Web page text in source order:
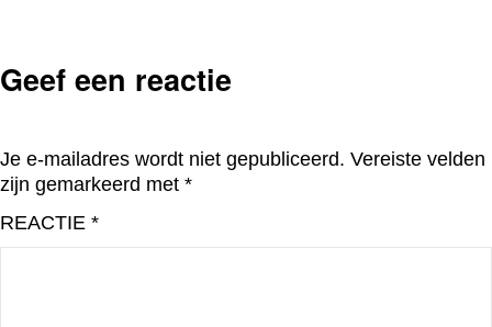
Geef een reactie
Je e-mailadres wordt niet gepubliceerd. Vereiste velden
zijn gemarkeerd met *
REACTIE *